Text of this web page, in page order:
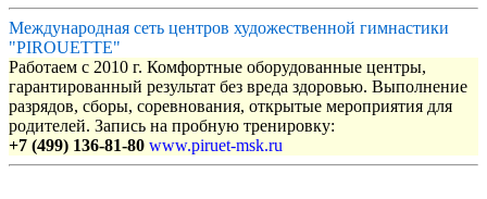
Международная сеть центров художественной гимнастики
"PIROUETTE"
Работаем с 2010 г. Комфортные оборудованные центры,
гарантированный результат без вреда здоровью. Выполнение
разрядов, сборы, соревнования, открытые мероприятия для
родителей. Запись на пробную тренировку:
+7 (499) 136-81-80 www.piruet-msk.ru